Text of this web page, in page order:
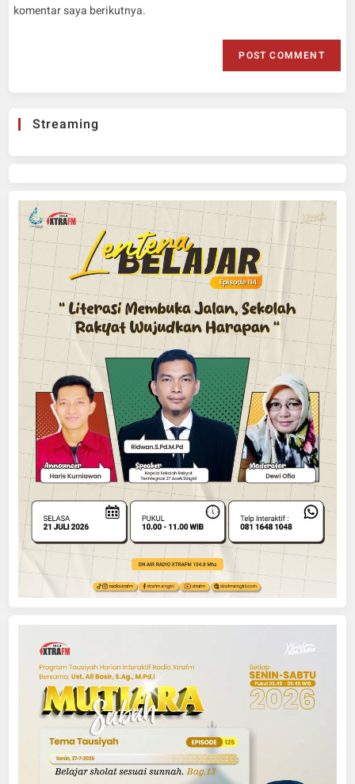
komentar saya berikutnya.
Streaming